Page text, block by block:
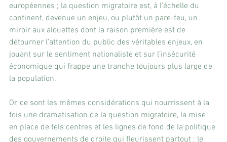
européennes ; la question migratoire est, à l’échelle du
continent, devenue un enjeu, ou plutôt un pare-feu, un
miroir aux alouettes dont la raison première est de
détourner l’attention du public des véritables enjeux, en
jouant sur le sentiment nationaliste et sur l’insécurité
économique qui frappe une tranche toujours plus large de
la population.
Or, ce sont les mêmes considérations qui nourrissent à la
fois une dramatisation de la question migratoire, la mise
en place de tels centres et les lignes de fond de la politique
des gouvernements de droite qui fleurissent partout : le